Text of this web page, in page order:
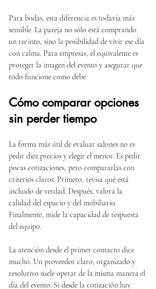
Para bodas, esta diferencia es todavía más
sensible. La pareja no sólo está comprando
un recinto, sino la posibilidad de vivir ese día
con calma. Para empresas, el equivalente es
proteger la imagen del evento y asegurar que
todo funcione como debe.
Cómo comparar opciones
sin perder tiempo
La forma más útil de evaluar salones no es
pedir diez precios y elegir el menor. Es pedir
pocas cotizaciones, pero compararlas con
criterios claros. Primero, revisa qué está
incluido de verdad. Después, valora la
calidad del espacio y del mobiliario.
Finalmente, mide la capacidad de respuesta
del equipo.
La atención desde el primer contacto dice
mucho. Un proveedor claro, organizado y
resolutivo suele operar de la misma manera el
día del evento. Si desde la cotización hay